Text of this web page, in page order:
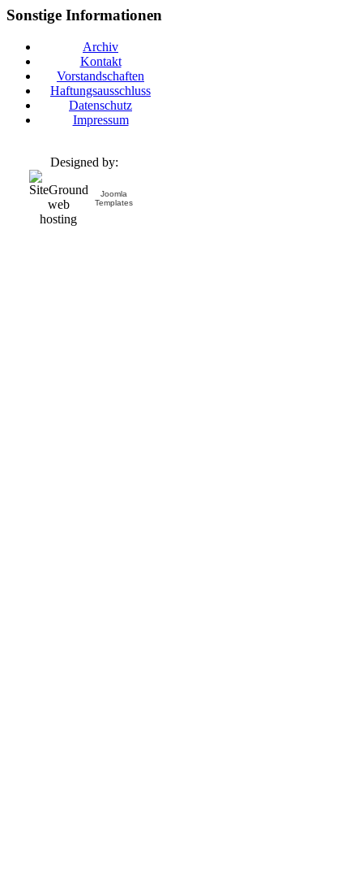
Sonstige Informationen
Archiv
Kontakt
Vorstandschaften
Haftungsausschluss
Datenschutz
Impressum
Designed by:
Joomla
Templates